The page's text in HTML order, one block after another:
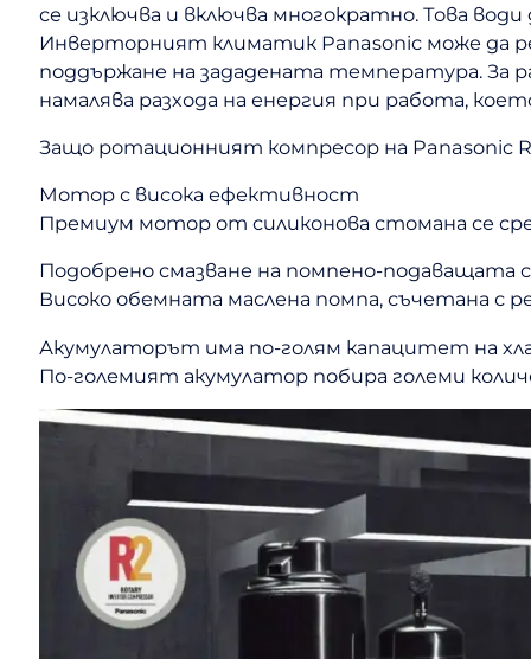
се изключва и включва многократно. Това
Инверторният климатик Panasonic може да
поддържане на зададената температура. За
намалява разхода на енергия при работа,
Защо ротационният компресор на Panasonic
Мотор с висока ефективност
Премиум мотор от силиконова стомана се
Подобрено смазване на помпено-подаващата
Високо обемната маслена помпа, съчетана с
Акумулаторът има по-голям капацитет на
По-големият акумулатор побира големи